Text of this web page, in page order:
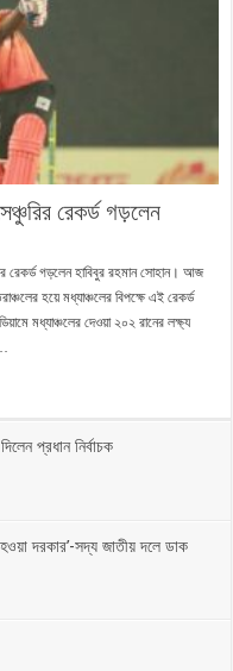
রেকর্ড গড়লেন
রেকর্ড গড়লেন হাবিবুর রহমান সোহান। আজ
হয়ে মধ্যাঞ্চলের বিপক্ষে এই রেকর্ড
মধ্যাঞ্চলের দেওয়া ২০২ রানের লক্ষ্য
প্রধান নির্বাচক
দরকার’-সদ্য জাতীয় দলে ডাক